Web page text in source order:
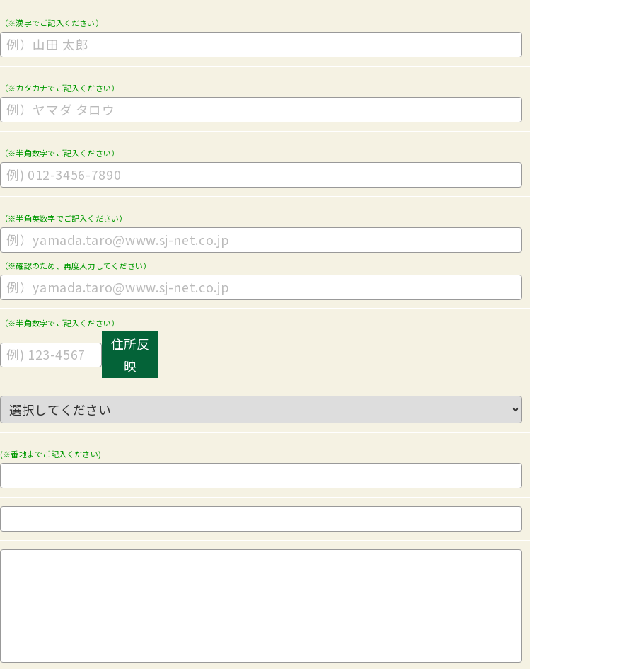
（※漢字でご記入ください）
（※カタカナでご記入ください）
（※半角数字でご記入ください）
（※半角英数字でご記入ください）
（※確認のため、再度入力してください）
（※半角数字でご記入ください）
住所反
映
(※番地までご記入ください)